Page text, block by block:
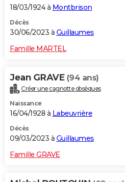
18/03/1924 à Montbrison
Décès
30/06/2023 à Guillaumes
Famille MARTEL
Jean GRAVE (94 ans)
Créer une cagnotte obsèques
Naissance
16/04/1928 à Labeuvrière
Décès
09/03/2023 à Guillaumes
Famille GRAVE